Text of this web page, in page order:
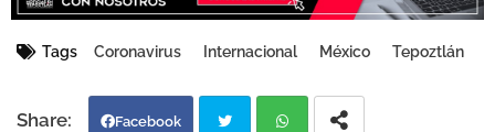
Tags Coronavirus Internacional México Tepoztlán
Facebook